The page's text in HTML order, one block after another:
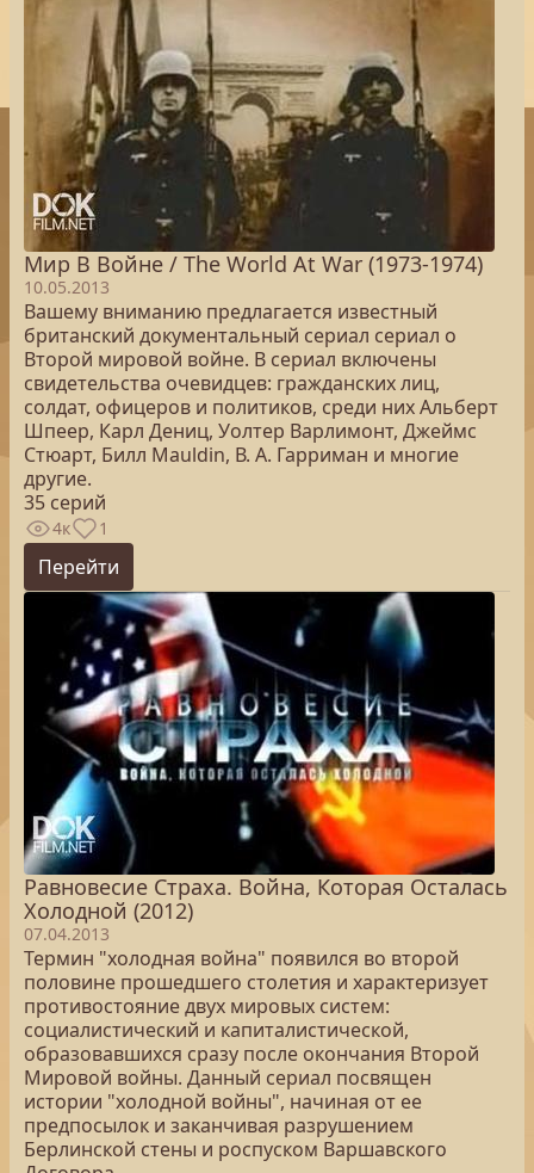
Мир В Войне / The World At War (1973-1974)
10.05.2013
Вашему вниманию предлагается известный
британский документальный сериал сериал о
Второй мировой войне. В сериал включены
свидетельства очевидцев: гражданских лиц,
солдат, офицеров и политиков, среди них Альберт
Шпеер, Карл Дениц, Уолтер Варлимонт, Джеймс
Стюарт, Билл Mauldin, В. А. Гарриман и многие
другие.
35 серий
4к 1
Перейти
Равновесие Страха. Война, Которая Осталась
Холодной (2012)
07.04.2013
Термин "холодная война" появился во второй
половине прошедшего столетия и характеризует
противостояние двух мировых систем:
социалистический и капиталистической,
образовавшихся сразу после окончания Второй
Мировой войны. Данный сериал посвящен
истории "холодной войны", начиная от ее
предпосылок и заканчивая разрушением
Берлинской стены и роспуском Варшавского